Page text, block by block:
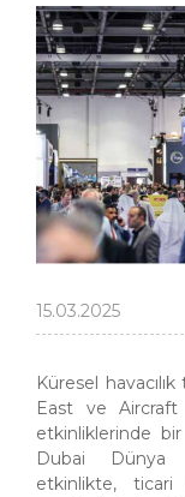
15.03.2025
Küresel
East ve
etkinliklerinde
Dubai Dünya
etkinlikte, ticari